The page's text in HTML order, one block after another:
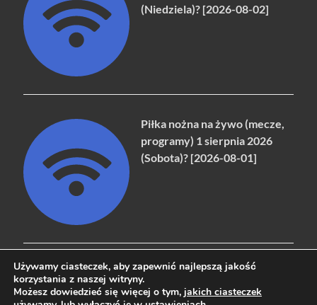
(Niedziela)? [2026-08-02]
Piłka nożna na żywo (mecze,
programy) 1 sierpnia 2026
(Sobota)? [2026-08-01]
Copyright © 2026naziemna.info - Telewizja cyfrowa, Radio,
Używamy ciasteczek, aby zapewnić najlepszą jakość
korzystania z naszej witryny.
Możesz dowiedzieć się więcej o tym, jakich ciasteczek